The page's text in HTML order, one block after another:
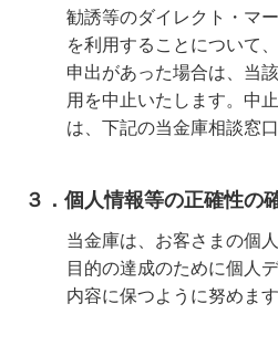
勧誘等のダイレクト・マ
を利用することについて
申出があった場合は、当
用を中止いたします。中
は、下記の当金庫相談窓
３．個人情報等の正確性の
当金庫は、お客さまの個
目的の達成のために個人
内容に保つように努めます